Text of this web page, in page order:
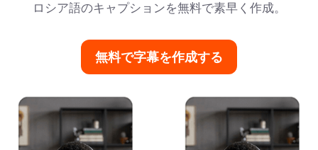
ロシア語のキャプションを無料で素早く作成。
無料で字幕を作成する